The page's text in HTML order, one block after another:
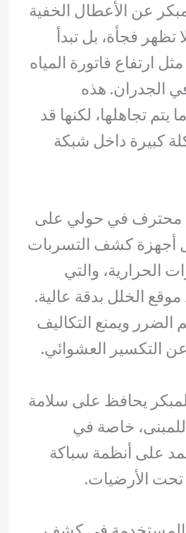
عن الأعطال الخفية
تظهر فجأة، بل تبدأ
ارتفاع فاتورة المياه
الجدران. هذه
يتم تجاهلها، لكنها قد
كبيرة داخل شبكة
محترف في حولي على
أجهزة كشف التسربات
الحرارية، والتي
الخلل بدقة عالية.
ويمنع التكاليف
عن التكسير العشوائي.
يحافظ على سلامة
للمبنى، خاصة في
على أنظمة سباكة
تحت الأرضيات.